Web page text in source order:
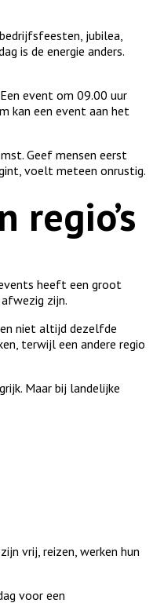
jubilea,
is de energie anders.
event om 09.00 uur
kan een event aan het
Geef mensen eerst
voelt meteen onrustig.
regio’s
heeft een groot
zijn.
niet altijd dezelfde
terwijl een andere regio
Maar bij landelijke
vrij, reizen, werken hun
voor een